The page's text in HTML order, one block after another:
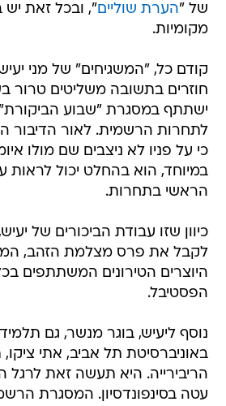
של "הערת שוליים", ובכל זאת יש
מקומיות.
קודם כל, "המשגיחים" של מני
חוזרים בתשובה משליטים טרור
ישתתף במסגרת "שבוע
לתחרות הרשמית. לאור הדיבור
כי על פניו לא ניצבים שם מולו
במיוחד, הוא בהחלט יכול לראות
הראשי בתחרות.
כיוון שזו עבודת הביכורים של
לקבל את פרס מצלמת הזהב,
היוצרים הטירונים המשתתפים
הפסטיבל.
נוסף ליעיש, בוגר מנשר, גם
באוניברסיטת תל אביב, אתי
הריבירייה. היא תעשה זאת לרגל
עטה בסינפונדסיון. המסגרת